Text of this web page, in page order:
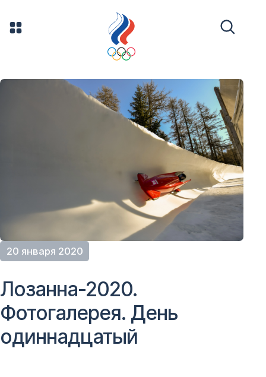
20 января 2020
Лозанна-2020.
Фотогалерея. День
одиннадцатый